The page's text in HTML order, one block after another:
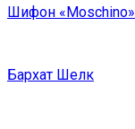
Шифон «Moschino»
Бархат Шелк